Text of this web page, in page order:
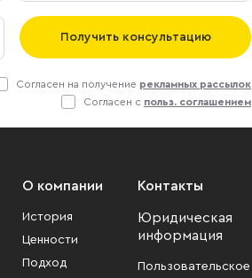
Получить консультацию
Согласен на получение рекламных рассылок
Согласен с польз. соглашением
О компании
История
Ценности
Подход
Контакты
Юридическая
информация
Пользовательское